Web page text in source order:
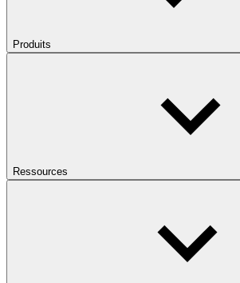
Produits
Ressources